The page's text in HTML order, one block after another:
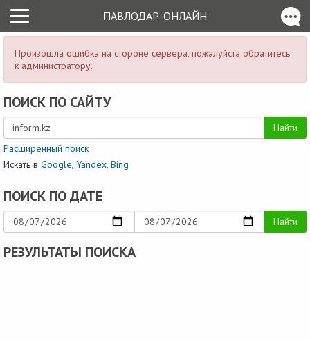
ПАВЛОДАР-ОНЛАЙН
Произошла ошибка на стороне сервера, пожалуйста обратитесь
к администратору.
ПОИСК ПО САЙТУ
Найти
Расширенный поиск
Искать в Google, Yandex, Bing
ПОИСК ПО ДАТЕ
Найти
РЕЗУЛЬТАТЫ ПОИСКА